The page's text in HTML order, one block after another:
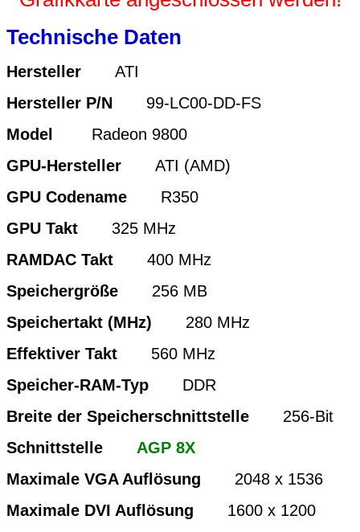
Technische Daten
Hersteller ATI
Hersteller P/N
99-LC00-DD-FS
Model
Radeon 9800
GPU-Hersteller
ATI (AMD)
GPU Codename
R350
GPU Takt 325 MHz
RAMDAC Takt
400 MHz
Speichergröße
256 MB
Speichertakt (MHz)
280 MHz
Effektiver Takt
560 MHz
Speicher-RAM-Typ
DDR
Breite der Speicherschnittstelle
256-Bit
Schnittstelle
AGP 8X
Maximale VGA Auflösung
2048 x 1536
Maximale DVI Auflösung
1600 x 1200